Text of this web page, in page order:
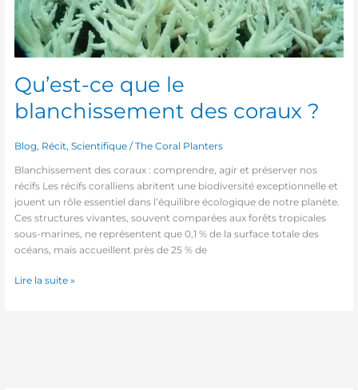
Qu’est-ce que le
blanchissement des coraux ?
Blog, Récit,Scientifique /The Coral Planters
Blanchissement des coraux : comprendre, agir et préserver nos
récifs Les récifs coralliens abritent une biodiversité exceptionnelle et
jouent un rôle essentiel dans l’équilibre écologique de notre planète.
Ces structures vivantes, souvent comparées aux forêts tropicales
sous-marines, ne représentent que 0,1 % de la surface totale des
océans, mais accueillent près de 25 % de
Lire la suite »